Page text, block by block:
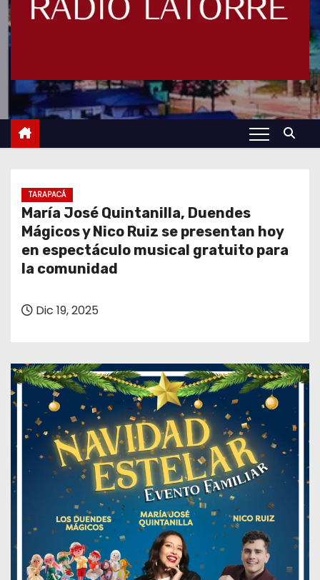
TARAPACÁ
María José Quintanilla, Duendes
Mágicos y Nico Ruiz se presentan hoy
en espectáculo musical gratuito para
la comunidad
Dic 19, 2025